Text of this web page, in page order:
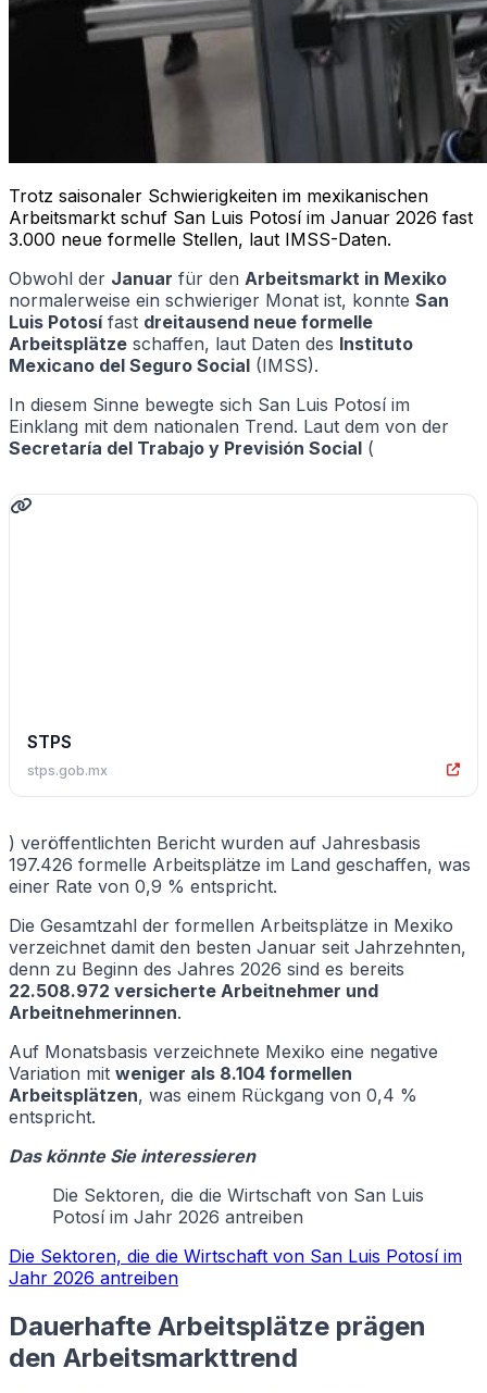
Trotz saisonaler Schwierigkeiten im mexikanischen
Arbeitsmarkt schuf San Luis Potosí im Januar 2026 fast
3.000 neue formelle Stellen, laut IMSS-Daten.
Obwohl der Januar für den Arbeitsmarkt in Mexiko
normalerweise ein schwieriger Monat ist, konnte San
Luis Potosífast dreitausend neue formelle
Arbeitsplätze schaffen, laut Daten des Instituto
Mexicano del Seguro Social (IMSS).
In diesem Sinne bewegte sich San Luis Potosí im
Einklang mit dem nationalen Trend. Laut dem von der
Secretaría del Trabajo y Previsión Social (
STPS
stps.gob.mx
) veröffentlichten Bericht wurden auf Jahresbasis
197.426 formelle Arbeitsplätze im Land geschaffen, was
einer Rate von 0,9 % entspricht.
Die Gesamtzahl der formellen Arbeitsplätze in Mexiko
verzeichnet damit den besten Januar seit Jahrzehnten,
denn zu Beginn des Jahres 2026 sind es bereits
22.508.972 versicherte Arbeitnehmer und
Arbeitnehmerinnen.
Auf Monatsbasis verzeichnete Mexiko eine negative
Variation mit weniger als 8.104 formellen
Arbeitsplätzen, was einem Rückgang von 0,4 %
entspricht.
Das könnte Sie interessieren
Die Sektoren, die die Wirtschaft von San Luis
Potosí im Jahr 2026 antreiben
Die Sektoren, die die Wirtschaft von San Luis Potosí im
Jahr 2026 antreiben
Dauerhafte Arbeitsplätze prägen
den Arbeitsmarkttrend